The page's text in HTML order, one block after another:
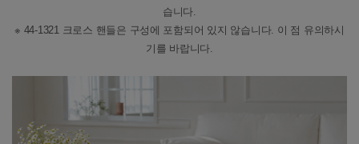
습니다.
※ 44-1321 크로스 핸들은 구성에 포함되어 있지 않습니다. 이 점 유의하시
기를 바랍니다.